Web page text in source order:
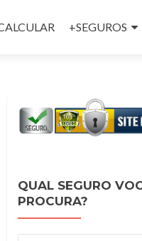
+SEGUROS
QUAL SEGURO
PROCURA?